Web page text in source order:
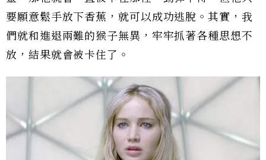
要願意鬆手放下香蕉，就可以成功逃脫。其實，我
們就和進退兩難的猴子無異，牢牢抓著各種思想不
放，結果就會被卡住了。